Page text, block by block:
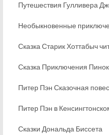
Путешествия Гулливера
Необыкновенные
Сказка Старик Хоттабыч
Сказка Приключения
Питер Пэн Сказочная
Питер Пэн в
Сказки Дональда Биссета